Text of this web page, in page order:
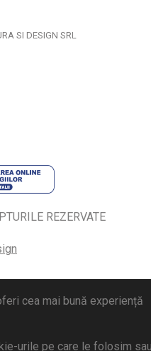
SI DESIGN SRL
REZERVATE
cea mai bună experiență
urile pe care le folosim